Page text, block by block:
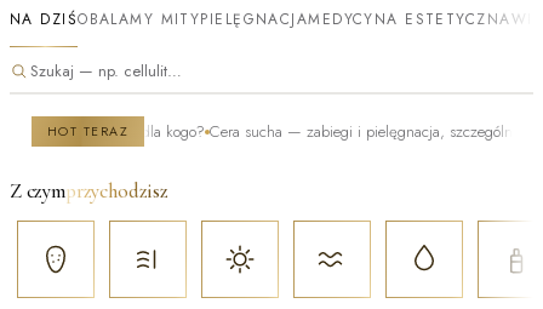
NA DZIŚOBALAMY MITYPIELĘGNACJAMEDYCYNA ESTETYCZNA
HOT TERAZ
działa i dla kogo? Cera sucha — zabiegi i pielęgnacja, szczególnie zimą Po
Z czymprzychodzisz